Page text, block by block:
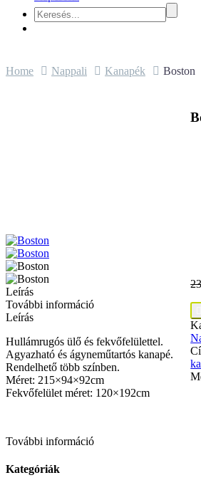
Home Nappali Kanapék Boston
Leírás
További információ
Leírás
Hullámrugós ülő és fekvőfelülettel.
Agyazható és ágyneműtartós kanapé.
Rendelhető több színben.
Méret: 215×94×92cm
Fekvőfelület méret: 120×192cm
További információ
Kategóriák